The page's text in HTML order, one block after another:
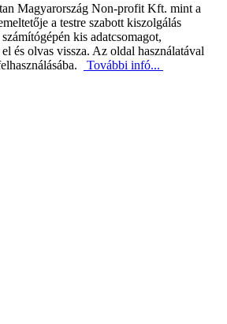
Magyarország Non-profit Kft. mint a
a testre szabott kiszolgálás
kis adatcsomagot,
és olvas vissza. Az oldal használatával
További infó...